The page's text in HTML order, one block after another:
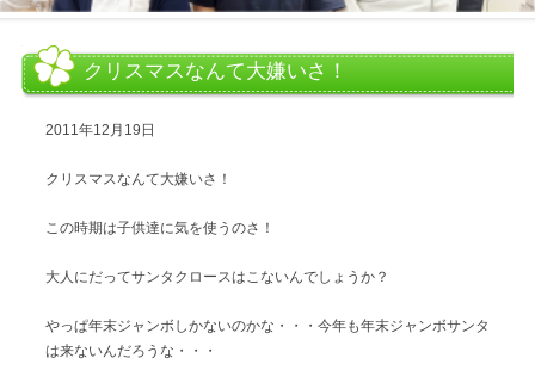
クリスマスなんて大嫌いさ！
2011年12月19日
クリスマスなんて大嫌いさ！
この時期は子供達に気を使うのさ！
大人にだってサンタクロースはこないんでしょうか？
やっぱ年末ジャンボしかないのかな・・・今年も年末ジャンボサンタ
は来ないんだろうな・・・